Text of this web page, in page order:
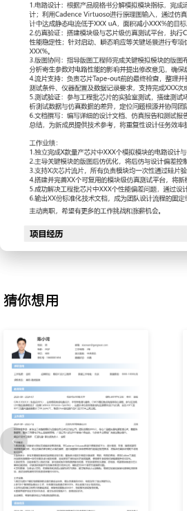
XXX半导体是专注电源管理和信号链
品为DC-DC转换器、LDO及高速接口
验，产品服务于消费电子和工业控制
模拟IC设计工程师汇报对象：部门总监
工作概述：
1.电路设计：根据产品规格书分解模
键模块的电路拓扑选择与晶体管级设
真迭代确定器件尺寸与偏置点，优化
低于XXX uA，面积减小XXX%的目标。
2.仿真验证：搭建模块级与芯片级仿
仿真，评估电路在各种PVT条件下的
项仿真，定位潜在失效点并优化设计
3.版图协同：指导版图工程师完成关
等设计规则；参与版图后仿真验证，分
DRC/LVS报告；编写芯片测试方案，
5.测试验证：参与工程批芯片的实验室
量芯片的直流、交流及瞬态性能；分析
团队制定解决方案，推动芯片性能达标。
6.文档撰写：编写详细的设计文档、仿
和测试数据；建立模块设计库与经验总
率提升XXX%。
工作业绩：
1.独立完成X款量产芯片中XXX个模拟
上。
猜你想用